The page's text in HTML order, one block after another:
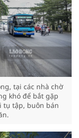
tại các nhà chờ
khó để bắt gặp
tụ tập, buôn bán